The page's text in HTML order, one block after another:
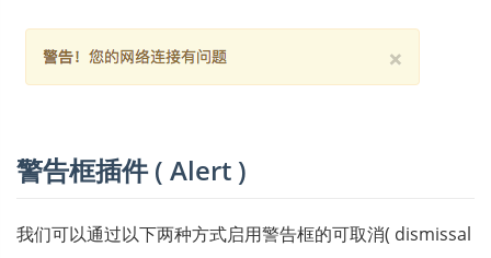
警告框插件 ( Alert )
我们可以通过以下两种方式启用警告框的可取消( dismissal